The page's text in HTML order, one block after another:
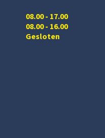
08.00 - 17.00
08.00 - 16.00
Gesloten